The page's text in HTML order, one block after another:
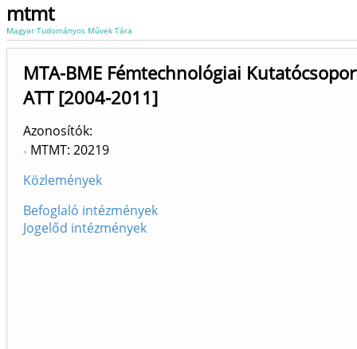
mtmt
Magyar Tudományos Művek Tára
MTA-BME Fémtechnológiai
ATT [2004-2011]
Azonosítók
MTMT: 20219
Közlemények
Befoglaló intézmények
Jogelőd intézmények